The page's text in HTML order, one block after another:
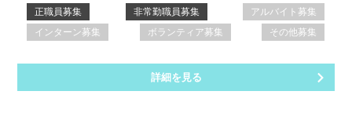
正職員募集 非常勤職員募集
アルバイト募集
インターン募集
ボランティア募集 その他募集
詳細を見る